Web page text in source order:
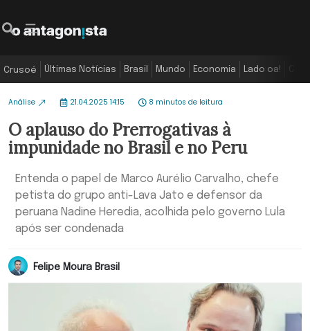
Crusoé Últimas Notícias Brasil Mundo Economia Lado oa!
Análise 21.04.2025 14:15 8 minutos de leitura
O aplauso do Prerrogativas à
impunidade no Brasil e no Peru
Entenda o papel de Marco Aurélio Carvalho, chefe
petista do grupo anti-Lava Jato e defensor da
peruana Nadine Heredia, acolhida pelo governo Lula
após ser condenada
Felipe Moura Brasil